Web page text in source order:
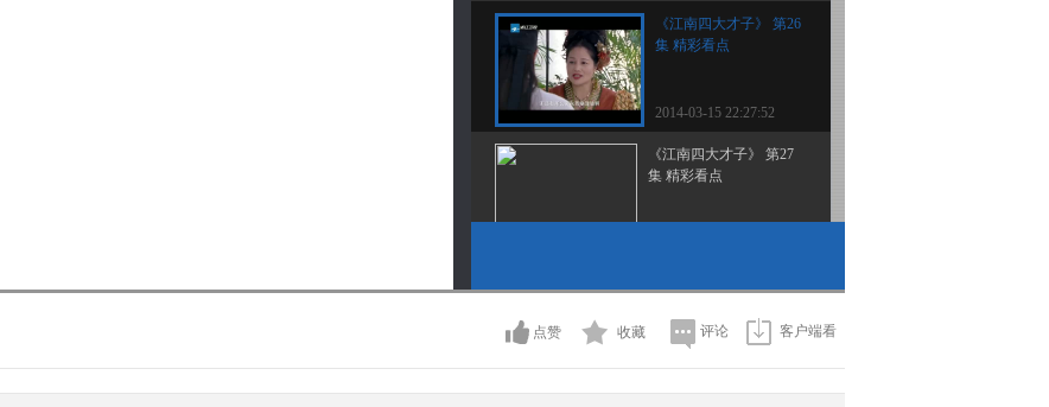
《江南四大才子》 第26
集 精彩看点
2014-03-15 22:27:52
《江南四大才子》 第27
集 精彩看点
2014-03-16 21:15:20
点赞 收藏 评论 客户端看